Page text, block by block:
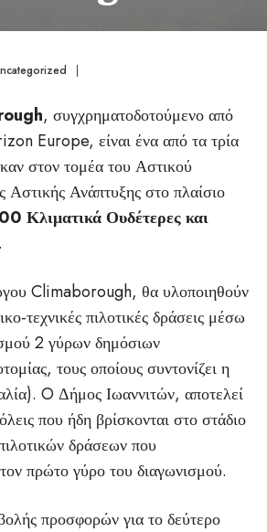
|
, συγχρηματοδοτούμενο από
Europe, είναι ένα από τα τρία
στον τομέα του Αστικού
Αστικής Ανάπτυξης στο πλαίσιο
Κλιματικά Ουδέτερες και
.
Climaborough, θα υλοποιηθούν
τεχνικές πιλοτικές δράσεις μέσω
2 γύρων δημόσιων
τους οποίους συντονίζει η
O Δήμος Ιωαννιτών, αποτελεί
που ήδη βρίσκονται στο στάδιο
δράσεων που
πρώτο γύρο του διαγωνισμού.
προσφορών για το δεύτερο